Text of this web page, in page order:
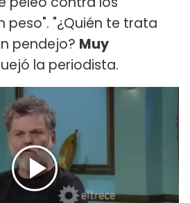
peso". "¿Quién te trata
pendejo? Muy
la periodista.